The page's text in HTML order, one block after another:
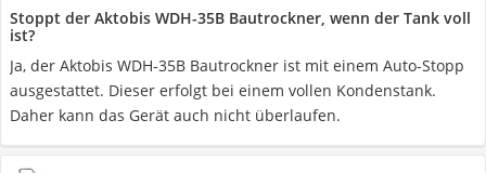
Stoppt der Aktobis WDH-35B Bautrockner, wenn der Tank voll
ist?
Ja, der Aktobis WDH-35B Bautrockner ist mit einem Auto-Stopp
ausgestattet. Dieser erfolgt bei einem vollen Kondenstank.
Daher kann das Gerät auch nicht überlaufen.